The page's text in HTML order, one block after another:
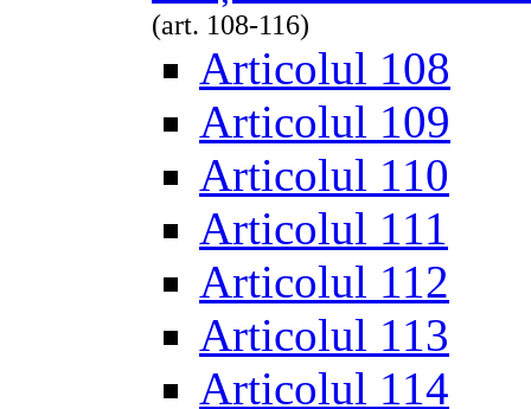
(art. 108-116)
Articolul 108
Articolul 109
Articolul 110
Articolul 111
Articolul 112
Articolul 113
Articolul 114